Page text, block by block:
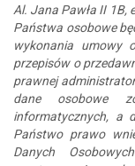
Al. Jana Pawła II 1B,
Państwa osobowe
wykonania umowy
przepisów o
prawnej
dane osobowe
informatycznych, a
Państwo prawo
Danych